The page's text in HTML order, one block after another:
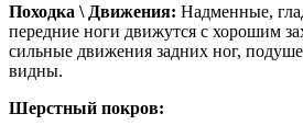
Походка \ Движения: Надменные,
передние ноги движутся с хорошим
сильные движения задних ног,
видны.
Шерстный покров: